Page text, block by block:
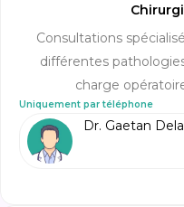
Consultations
différentes
charge
Uniquement par téléphone
Dr. Gaetan